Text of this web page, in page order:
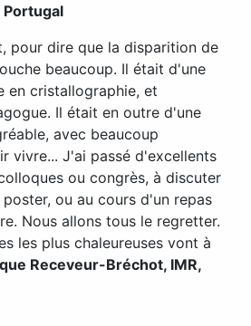
Portugal
pour dire que la disparition de
beaucoup. Il était d'une
en cristallographie, et
Il était en outre d'une
avec beaucoup
vivre... J'ai passé d'excellents
ou congrès, à discuter
ou au cours d'un repas
Nous allons tous le regretter.
les plus chaleureuses vont à
Receveur-Bréchot, IMR,